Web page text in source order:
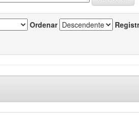
Ordenar